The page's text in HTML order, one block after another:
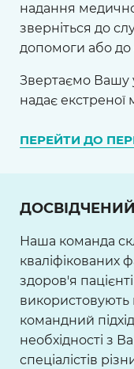
надання
зверніться до
допомоги або до
Звертаємо Вашу
надає
ПЕРЕЙТИ ДО
Наша команда
кваліфікованих
здоров'я
використовують
командний
необхідності з
спеціалістів